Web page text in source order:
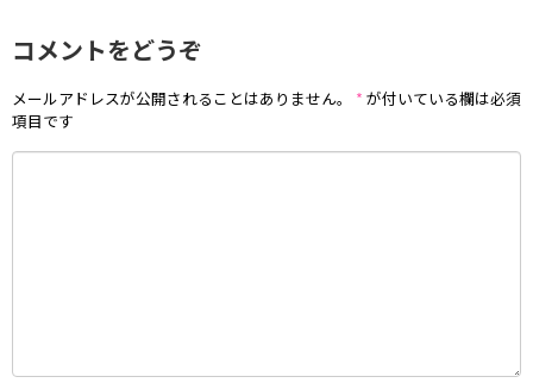
コメントをどうぞ
メールアドレスが公開されることはありません。 * が付いている欄は必須
項目です